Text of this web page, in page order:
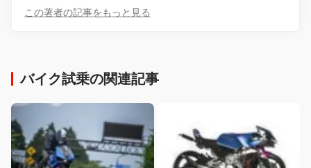
この著者の記事をもっと見る
バイク試乗の関連記事